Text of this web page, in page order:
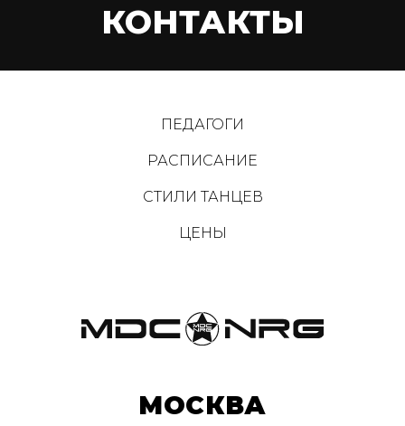
КОНТАКТЫ
ПЕДАГОГИ
РАСПИСАНИЕ
СТИЛИ ТАНЦЕВ
ЦЕНЫ
МОСКВА